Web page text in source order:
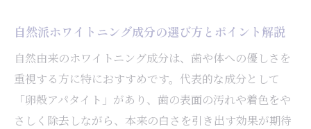
自然派ホワイトニング成分の選び方とポイント解説
自然由来のホワイトニング成分は、歯や体への優しさを
重視する方に特におすすめです。代表的な成分として
「卵殻アパタイト」があり、歯の表面の汚れや着色をや
さしく除去しながら、本来の白さを引き出す効果が期待